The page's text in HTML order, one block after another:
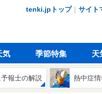
tenki.jpトップ｜ サイト
気 季節特集 天
報士の解説 熱中症情